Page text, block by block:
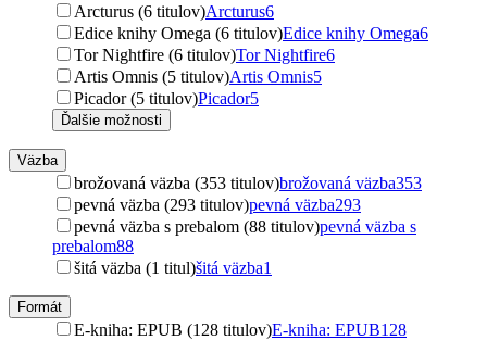
Arcturus (6 titulov)Arcturus6
Edice knihy Omega (6 titulov)Edice knihy Omega6
Tor Nightfire (6 titulov)Tor Nightfire6
Artis Omnis (5 titulov)Artis Omnis5
Picador (5 titulov)Picador5
Ďalšie možnosti
Väzba
brožovaná väzba (353 titulov)brožovaná väzba353
pevná väzba (293 titulov)pevná väzba293
pevná väzba s prebalom (88 titulov)pevná väzba s
prebalom88
šitá väzba (1 titul)šitá väzba1
Formát
E-kniha: EPUB (128 titulov)E-kniha: EPUB128